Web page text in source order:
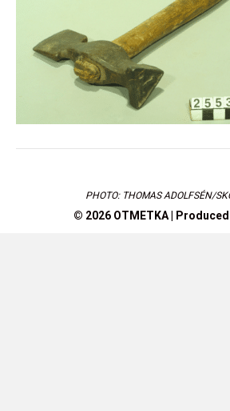
PHOTO: THOMAS ADOLFSÉN/
© 2026 OTMETKA |